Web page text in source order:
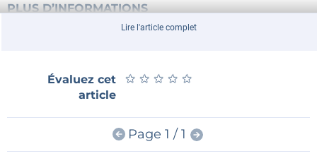
PLUS D’INFORMATIONS
ROHM au salon embedded world DIGITAL
Lire l'article complet
Évaluez cet
article
★ ★ ★ ★ ★
★ ★ ★ ★ ★
Page 1 / 1